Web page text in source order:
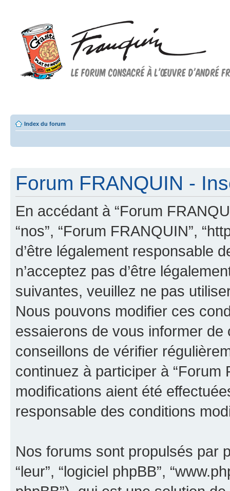
Index du forum
Forum FRANQUIN -
En accédant à “Forum
“nos”, “Forum FRANQUIN”,
d’être légalement responsable
n’acceptez pas d’être
suivantes, veuillez ne pas
Nous pouvons modifier ces
essaierons de vous informer
conseillons de vérifier
continuez à participer à “Forum
modifications aient été
responsable des conditions
Nos forums sont propulsés par
“leur”, “logiciel phpBB”,